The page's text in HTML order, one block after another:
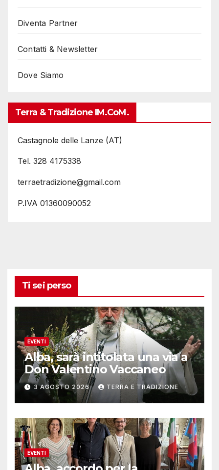
Diventa Partner
Contatti & Newsletter
Dove Siamo
Terra & Tradizione IM.coM.
Castagnole delle Lanze (AT)
Tel. 328 4175338
terraetradizione@gmail.com
P.IVA 01360090052
Ti sei perso
EVENTI
Alba, sarà intitolata una via a
Don Valentino Vaccaneo
3 AGOSTO 2026 TERRA E TRADIZIONE
EVENTI